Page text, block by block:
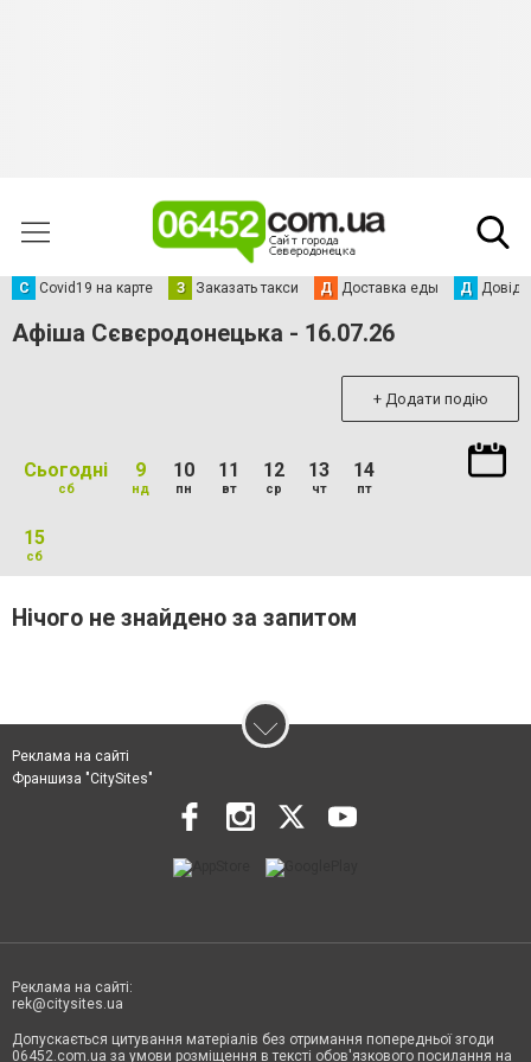
С Сovid19 на карте З Заказать такси Д Доставка еды Д
Афіша Сєвєродонецька - 16.07.26
+ Додати подію
Сьогодні
сб
9
нд
10
пн
11
вт
12
ср
13
чт
14
пт
15
сб
Нічого не знайдено за запитом
Реклама на сайті
Франшиза "CitySites"
Реклама на сайті:
rek@citysites.ua
Допускається цитування матеріалів без отримання попередньої згоди
06452.com.ua за умови розміщення в тексті обов'язкового посилання на